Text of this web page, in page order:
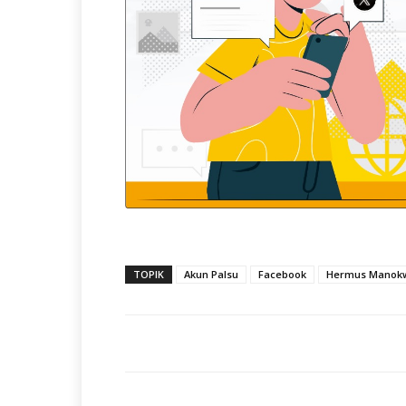
TOPIK Akun Palsu Facebook Hermus